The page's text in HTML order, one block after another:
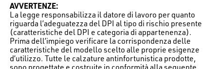
AVVERTENZE:
La legge responsabilizza il datore di lavoro per quanto
riguarda l’adeguatezza del DPI al tipo di rischio presente
(caratteristiche del DPI e categoria di appartenenza).
Prima dell’impiego verificare la corrispondenza delle
caratteristiche del modello scelto alle proprie esigenze
d’utilizzo. Tutte le calzature antinfortunistica prodotte,